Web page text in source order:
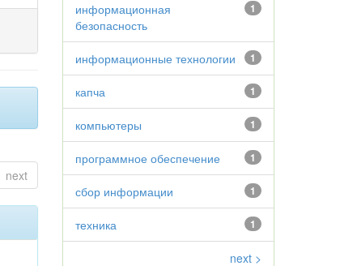
next
1
информационная
безопасность
1
информационные технологии
1
капча
1
компьютеры
1
программное обеспечение
1
сбор информации
1
техника
next >